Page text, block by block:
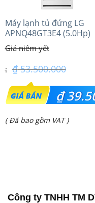
Máy lạnh tủ đứng LG
APNQ48GT3E4 (5.0Hp)
Inverter
₫53.500.000
Giá
gốc
là:
₫
Giá
( Đã bao gồm VAT )
Công ty TNHH TM